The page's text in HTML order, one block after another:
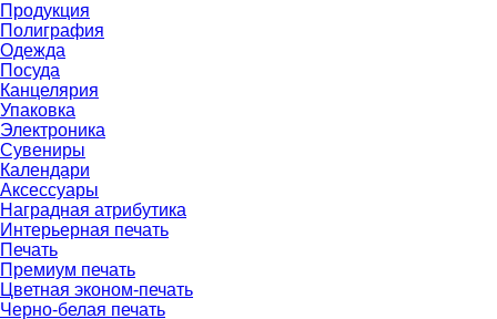
Продукция
Полиграфия
Одежда
Посуда
Канцелярия
Упаковка
Электроника
Сувениры
Календари
Аксессуары
Наградная атрибутика
Интерьерная печать
Печать
Премиум печать
Цветная эконом-печать
Черно-белая печать